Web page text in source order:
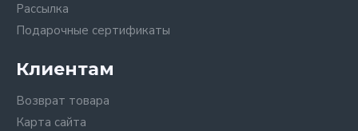
Рассылка
Подарочные сертификаты
Клиентам
Возврат товара
Карта сайта